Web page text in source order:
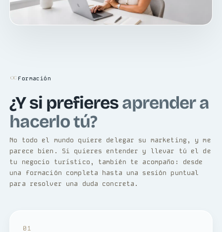
Formación
¿Y si prefieresaprender a
hacerlo tú?
No todo el mundo quiere delegar su marketing, y me
parece bien. Si quieres entender y llevar tú el de
tu negocio turístico, también te acompaño: desde
una formación completa hasta una sesión puntual
para resolver una duda concreta.
01